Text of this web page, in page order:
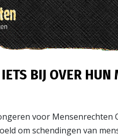
BIJ OVER
voor Mensenrechten
om schendingen van